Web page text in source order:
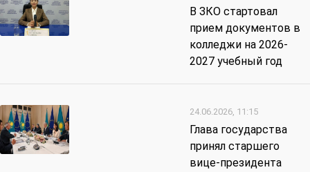
В ЗКО стартовал
прием документов в
колледжи на 2026-
2027 учебный год
24.06.2026, 11:15
Глава государства
принял старшего
вице-президента